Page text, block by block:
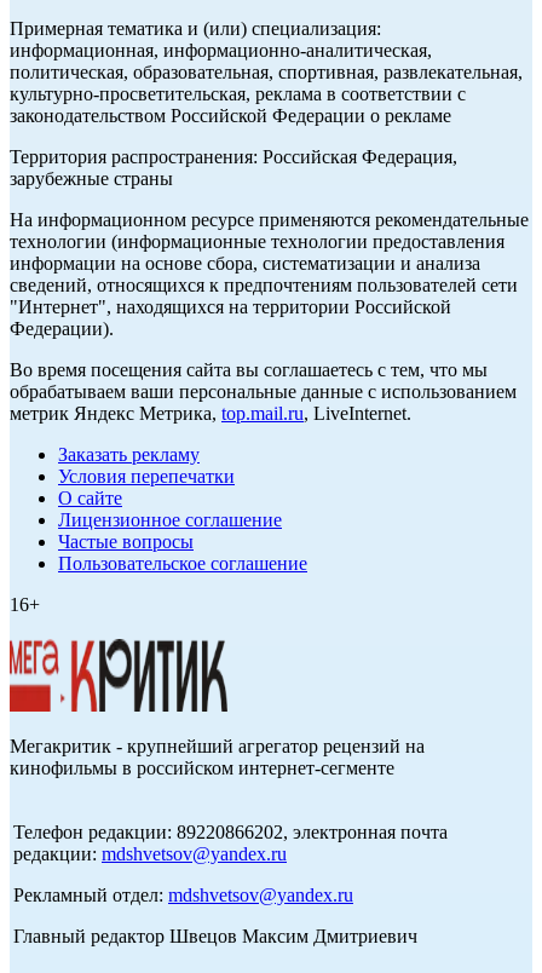
Примерная тематика и (или) специализация:
информационная, информационно-аналитическая,
политическая, образовательная, спортивная, развлекательная,
культурно-просветительская, реклама в соответствии с
законодательством Российской Федерации о рекламе
Территория распространения: Российская Федерация,
зарубежные страны
На информационном ресурсе применяются рекомендательные
технологии (информационные технологии предоставления
информации на основе сбора, систематизации и анализа
сведений, относящихся к предпочтениям пользователей сети
"Интернет", находящихся на территории Российской
Федерации).
Во время посещения сайта вы соглашаетесь с тем, что мы
обрабатываем ваши персональные данные с использованием
метрик Яндекс Метрика, top.mail.ru, LiveInternet.
Заказать рекламу
Условия перепечатки
О сайте
Лицензионное соглашение
Частые вопросы
Пользовательское соглашение
16+
Мегакритик - крупнейший агрегатор рецензий на
кинофильмы в российском интернет-сегменте
Телефон редакции: 89220866202, электронная почта
редакции: mdshvetsov@yandex.ru
Рекламный отдел: mdshvetsov@yandex.ru
Главный редактор Швецов Максим Дмитриевич